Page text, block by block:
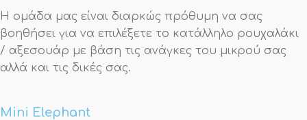
Η ομάδα μας είναι διαρκώς πρόθυμη να σας
βοηθήσει για να επιλέξετε το κατάλληλο ρουχαλάκι
/ αξεσουάρ με βάση τις ανάγκες του μικρού σας
αλλά και τις δικές σας.
Mini Elephant